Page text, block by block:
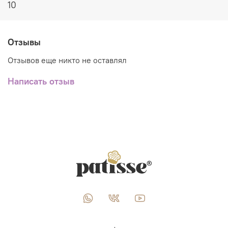
10
Отзывы
Отзывов еще никто не оставлял
Написать отзыв